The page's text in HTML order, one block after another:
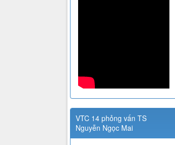
VTC 14 phỏng vấn TS
Nguyễn Ngọc Mai